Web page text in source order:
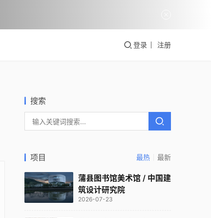
登录 注册
搜索
项目 最热 最新
蒲县图书馆美术馆 / 中国建
筑设计研究院
2026-07-23